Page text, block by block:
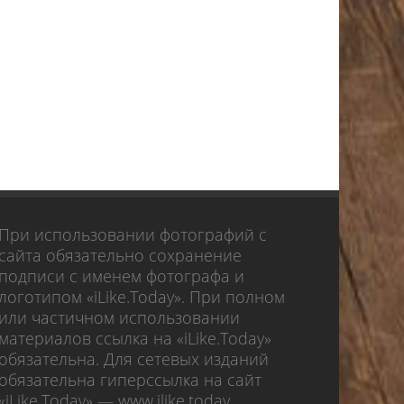
использовании фотографий с
обязательно сохранение
с именем фотографа и
«iLike.Today». При полном
частичном использовании
ссылка на «iLike.Today»
Для сетевых изданий
гиперссылка на сайт